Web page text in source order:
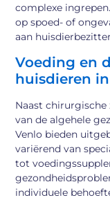
complexe
op spoed- of
aan
Voeding en
huisdieren
Naast chirurgische
van de algehele
Venlo bieden
variërend van
tot
individuele